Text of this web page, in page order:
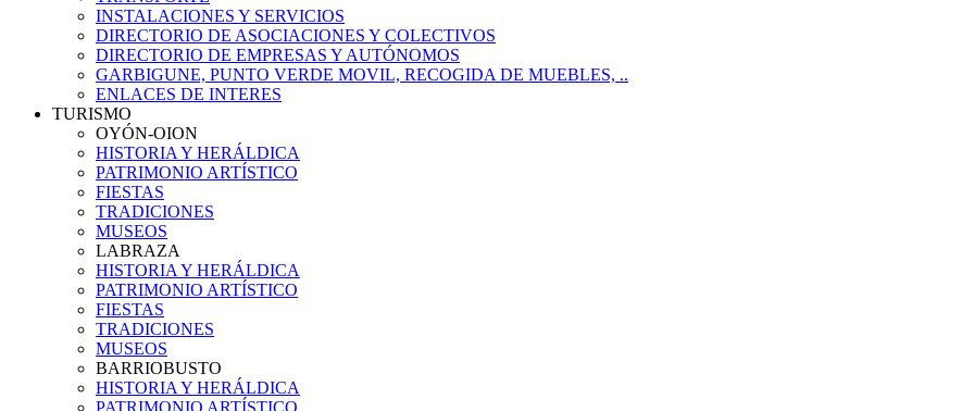
INSTALACIONES Y SERVICIOS
DIRECTORIO DE ASOCIACIONES Y COLECTIVOS
DIRECTORIO DE EMPRESAS Y AUTÓNOMOS
GARBIGUNE, PUNTO VERDE MOVIL, RECOGIDA DE MUEBLES, ..
ENLACES DE INTERES
TURISMO
OYÓN-OION
HISTORIA Y HERÁLDICA
PATRIMONIO ARTÍSTICO
FIESTAS
TRADICIONES
MUSEOS
LABRAZA
HISTORIA Y HERÁLDICA
PATRIMONIO ARTÍSTICO
FIESTAS
TRADICIONES
MUSEOS
BARRIOBUSTO
HISTORIA Y HERÁLDICA
PATRIMONIO ARTÍSTICO